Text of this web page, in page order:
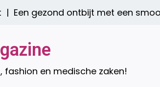
Een gezond ontbijt met een
fashion en medische zaken!